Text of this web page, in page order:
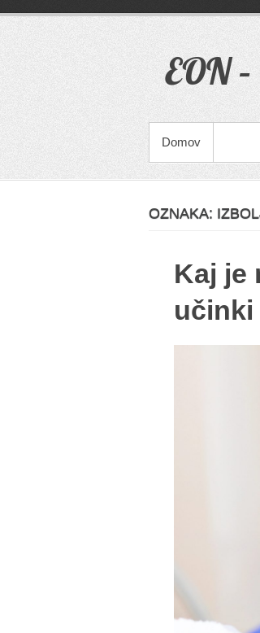
content
EON
PRIMARY
Domov
OZNAKA:
Kaj je
učinki